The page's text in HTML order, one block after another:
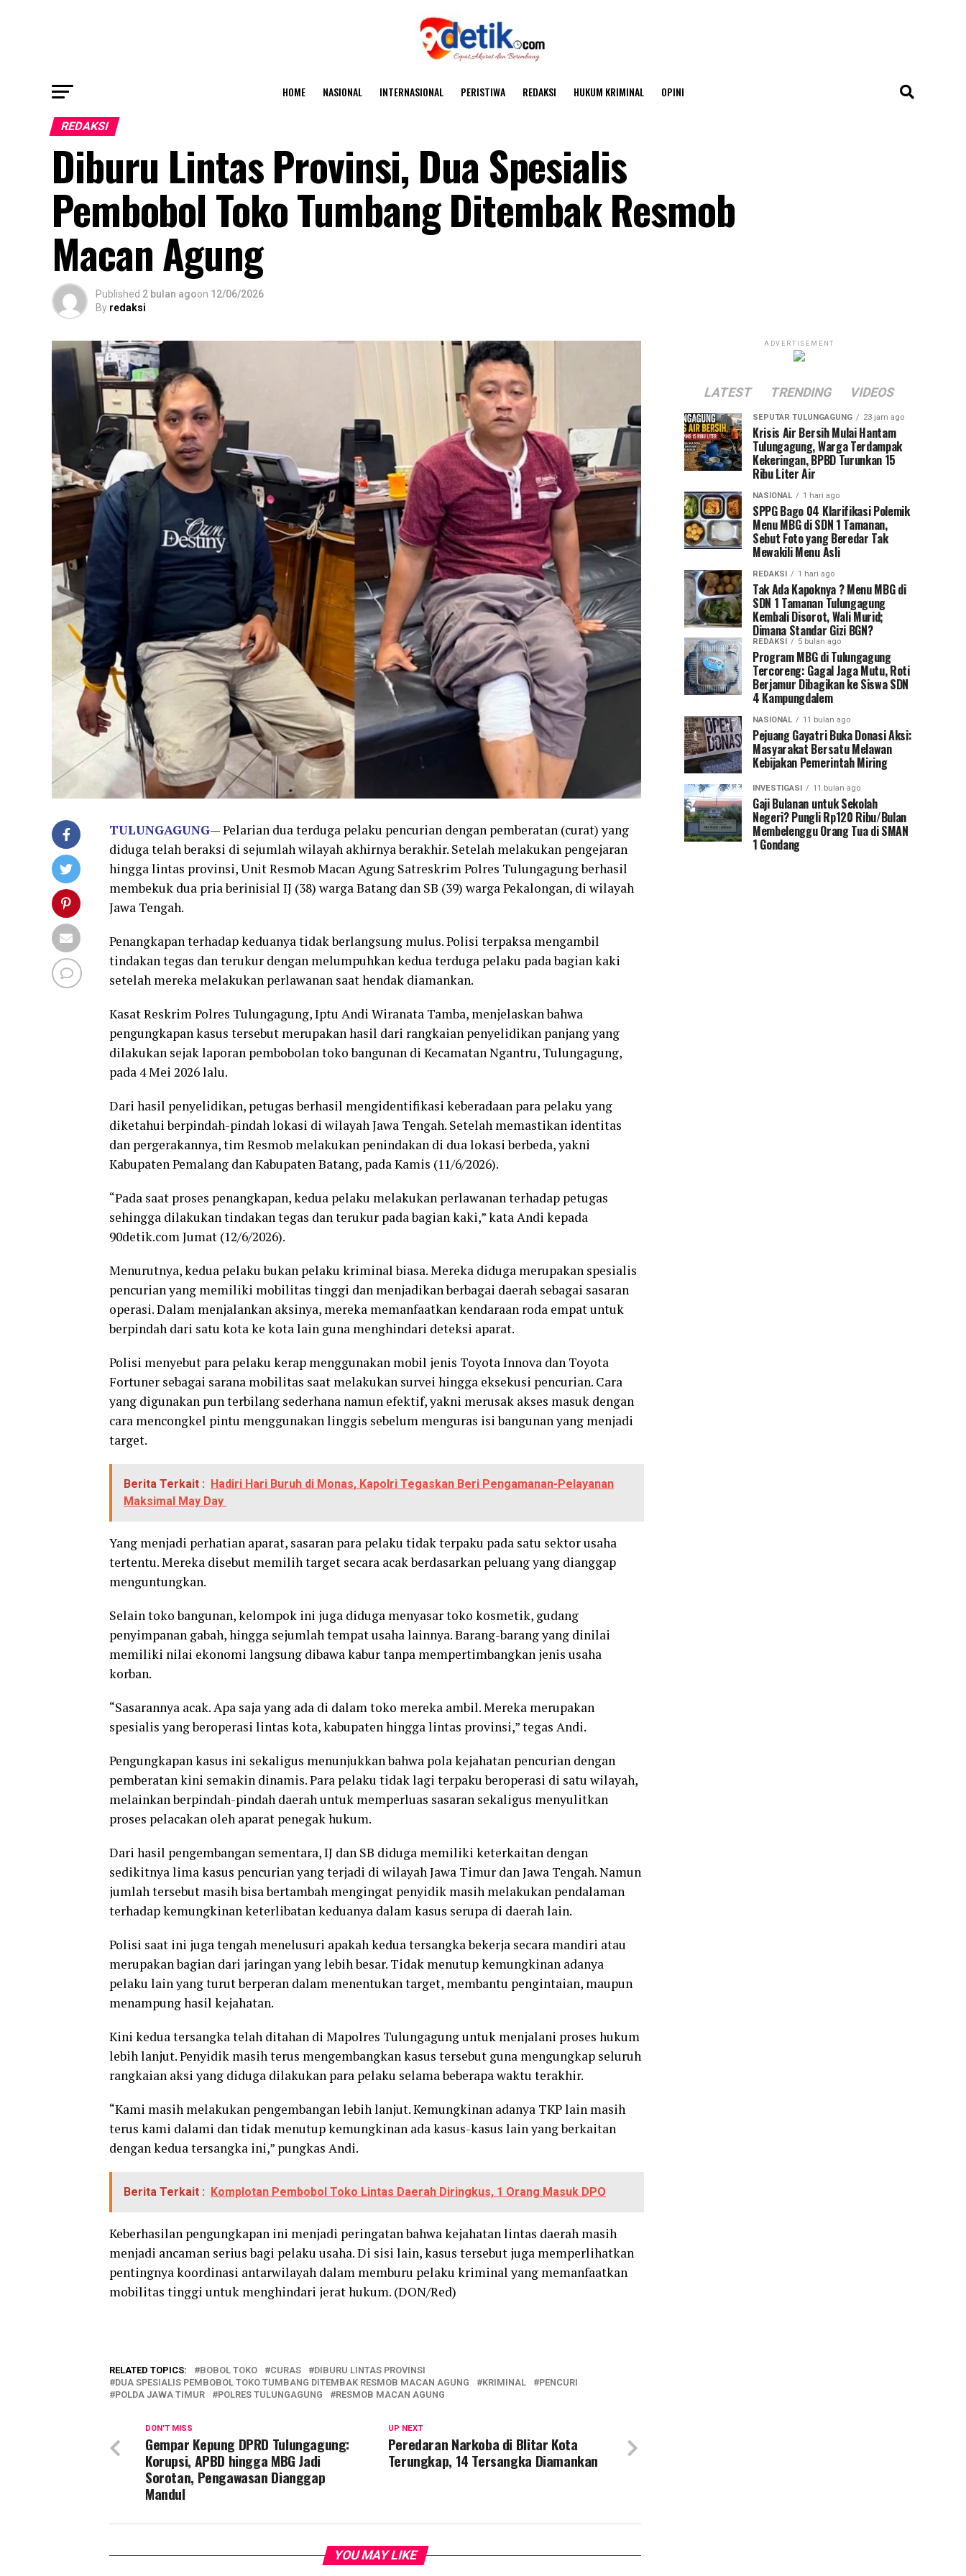
HOME NASIONAL INTERNASIONAL PERISTIWA REDAKSI HUKUM KRIMINAL OPINI
REDAKSI
Diburu Lintas Provinsi, Dua Spesialis
Pembobol Toko Tumbang Ditembak Resmob
Macan Agung
Published 2 bulan agoon 12/06/2026
By redaksi
TULUNGAGUNG— Pelarian dua terduga pelaku pencurian dengan pemberatan (curat) yang
diduga telah beraksi di sejumlah wilayah akhirnya berakhir. Setelah melakukan pengejaran
hingga lintas provinsi, Unit Resmob Macan Agung Satreskrim Polres Tulungagung berhasil
membekuk dua pria berinisial IJ (38) warga Batang dan SB (39) warga Pekalongan, di wilayah
Jawa Tengah.
Penangkapan terhadap keduanya tidak berlangsung mulus. Polisi terpaksa mengambil
tindakan tegas dan terukur dengan melumpuhkan kedua terduga pelaku pada bagian kaki
setelah mereka melakukan perlawanan saat hendak diamankan.
Kasat Reskrim Polres Tulungagung, Iptu Andi Wiranata Tamba, menjelaskan bahwa
pengungkapan kasus tersebut merupakan hasil dari rangkaian penyelidikan panjang yang
dilakukan sejak laporan pembobolan toko bangunan di Kecamatan Ngantru, Tulungagung,
pada 4 Mei 2026 lalu.
Dari hasil penyelidikan, petugas berhasil mengidentifikasi keberadaan para pelaku yang
diketahui berpindah-pindah lokasi di wilayah Jawa Tengah. Setelah memastikan identitas
dan pergerakannya, tim Resmob melakukan penindakan di dua lokasi berbeda, yakni
Kabupaten Pemalang dan Kabupaten Batang, pada Kamis (11/6/2026).
“Pada saat proses penangkapan, kedua pelaku melakukan perlawanan terhadap petugas
sehingga dilakukan tindakan tegas dan terukur pada bagian kaki,” kata Andi kepada
90detik.com Jumat (12/6/2026).
Menurutnya, kedua pelaku bukan pelaku kriminal biasa. Mereka diduga merupakan spesialis
pencurian yang memiliki mobilitas tinggi dan menjadikan berbagai daerah sebagai sasaran
operasi. Dalam menjalankan aksinya, mereka memanfaatkan kendaraan roda empat untuk
berpindah dari satu kota ke kota lain guna menghindari deteksi aparat.
Polisi menyebut para pelaku kerap menggunakan mobil jenis Toyota Innova dan Toyota
Fortuner sebagai sarana mobilitas saat melakukan survei hingga eksekusi pencurian. Cara
yang digunakan pun terbilang sederhana namun efektif, yakni merusak akses masuk dengan
cara mencongkel pintu menggunakan linggis sebelum menguras isi bangunan yang menjadi
target.
Berita Terkait :
Hadiri Hari Buruh di Monas, Kapolri Tegaskan Beri Pengamanan-Pelayanan
Maksimal May Day
Yang menjadi perhatian aparat, sasaran para pelaku tidak terpaku pada satu sektor usaha
tertentu. Mereka disebut memilih target secara acak berdasarkan peluang yang dianggap
menguntungkan.
Selain toko bangunan, kelompok ini juga diduga menyasar toko kosmetik, gudang
penyimpanan gabah, hingga sejumlah tempat usaha lainnya. Barang-barang yang dinilai
memiliki nilai ekonomi langsung dibawa kabur tanpa mempertimbangkan jenis usaha
korban.
“Sasarannya acak. Apa saja yang ada di dalam toko mereka ambil. Mereka merupakan
spesialis yang beroperasi lintas kota, kabupaten hingga lintas provinsi,” tegas Andi.
Pengungkapan kasus ini sekaligus menunjukkan bahwa pola kejahatan pencurian dengan
pemberatan kini semakin dinamis. Para pelaku tidak lagi terpaku beroperasi di satu wilayah,
melainkan berpindah-pindah daerah untuk memperluas sasaran sekaligus menyulitkan
proses pelacakan oleh aparat penegak hukum.
Dari hasil pengembangan sementara, IJ dan SB diduga memiliki keterkaitan dengan
sedikitnya lima kasus pencurian yang terjadi di wilayah Jawa Timur dan Jawa Tengah. Namun
jumlah tersebut masih bisa bertambah mengingat penyidik masih melakukan pendalaman
terhadap kemungkinan keterlibatan keduanya dalam kasus serupa di daerah lain.
Polisi saat ini juga tengah menelusuri apakah kedua tersangka bekerja secara mandiri atau
merupakan bagian dari jaringan yang lebih besar. Tidak menutup kemungkinan adanya
pelaku lain yang turut berperan dalam menentukan target, membantu pengintaian, maupun
menampung hasil kejahatan.
Kini kedua tersangka telah ditahan di Mapolres Tulungagung untuk menjalani proses hukum
lebih lanjut. Penyidik masih terus mengembangkan kasus tersebut guna mengungkap seluruh
rangkaian aksi yang diduga dilakukan para pelaku selama beberapa waktu terakhir.
“Kami masih melakukan pengembangan lebih lanjut. Kemungkinan adanya TKP lain masih
terus kami dalami dan tidak menutup kemungkinan ada kasus-kasus lain yang berkaitan
dengan kedua tersangka ini,” pungkas Andi.
Berita Terkait : Komplotan Pembobol Toko Lintas Daerah Diringkus, 1 Orang Masuk DPO
Keberhasilan pengungkapan ini menjadi peringatan bahwa kejahatan lintas daerah masih
menjadi ancaman serius bagi pelaku usaha. Di sisi lain, kasus tersebut juga memperlihatkan
pentingnya koordinasi antarwilayah dalam memburu pelaku kriminal yang memanfaatkan
mobilitas tinggi untuk menghindari jerat hukum. (DON/Red)
RELATED TOPICS: BOBOL TOKO CURAS
DIBURU LINTAS PROVINSI
DUA SPESIALIS PEMBOBOL TOKO TUMBANG DITEMBAK RESMOB MACAN AGUNG
KRIMINAL
PENCURI
POLDA JAWA TIMUR
POLRES TULUNGAGUNG RESMOB MACAN AGUNG
UP NEXT
Peredaran Narkoba di Blitar Kota
Terungkap, 14 Tersangka Diamankan
DON'T MISS
Gempar Kepung DPRD Tulungagung:
Korupsi, APBD hingga MBG Jadi
Sorotan, Pengawasan Dianggap
Mandul
YOU MAY LIKE
ADVERTISEMENT
LATEST TRENDING VIDEOS
SEPUTAR TULUNGAGUNG 23 jam ago
Krisis Air Bersih Mulai Hantam
Tulungagung, Warga Terdampak
Kekeringan, BPBD Turunkan 15
Ribu Liter Air
NASIONAL 1 hari ago
SPPG Bago 04 Klarifikasi Polemik
Menu MBG di SDN 1 Tamanan,
Sebut Foto yang Beredar Tak
Mewakili Menu Asli
REDAKSI 1 hari ago
Tak Ada Kapoknya ? Menu MBG di
SDN 1 Tamanan Tulungagung
Kembali Disorot, Wali Murid;
Dimana Standar Gizi BGN?
REDAKSI 5 bulan ago
Program MBG di Tulungagung
Tercoreng: Gagal Jaga Mutu, Roti
Berjamur Dibagikan ke Siswa SDN
4 Kampungdalem
NASIONAL 11 bulan ago
Pejuang Gayatri Buka Donasi Aksi:
Masyarakat Bersatu Melawan
Kebijakan Pemerintah Miring
INVESTIGASI 11 bulan ago
Gaji Bulanan untuk Sekolah
Negeri? Pungli Rp120 Ribu/Bulan
Membelenggu Orang Tua di SMAN
1 Gondang